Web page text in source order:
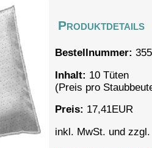
Produktdetails
Bestellnummer:
Inhalt: 10 Tüten
(Preis pro
Preis: 17,41EUR
inkl. MwSt. und